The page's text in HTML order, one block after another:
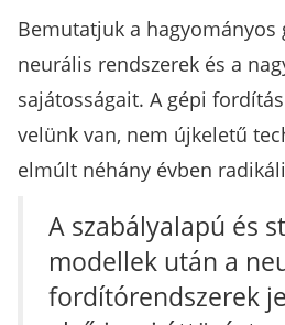
Bemutatjuk a hagyományos
neurális rendszerek és a
sajátosságait. A gépi
velünk van, nem újkeletű
elmúlt néhány évben
A szabályalapú és
modellek után a
fordítórendszerek